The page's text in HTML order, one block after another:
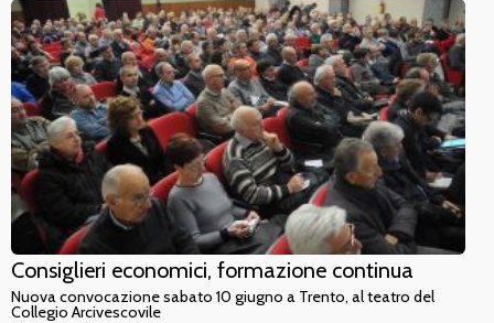
Consiglieri economici, formazione continua
Nuova convocazione sabato 10 giugno a Trento, al teatro del
Collegio Arcivescovile